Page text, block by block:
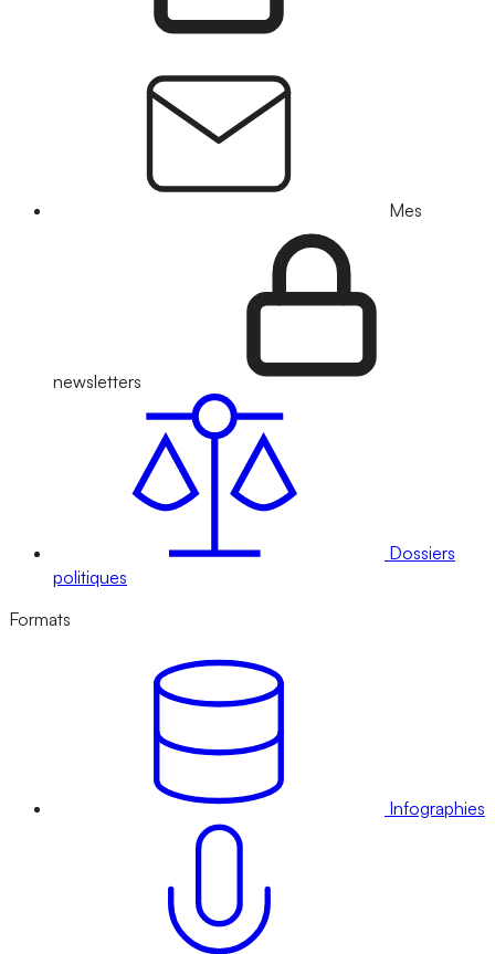
Mes
newsletters
Dossiers
politiques
Formats
Infographies